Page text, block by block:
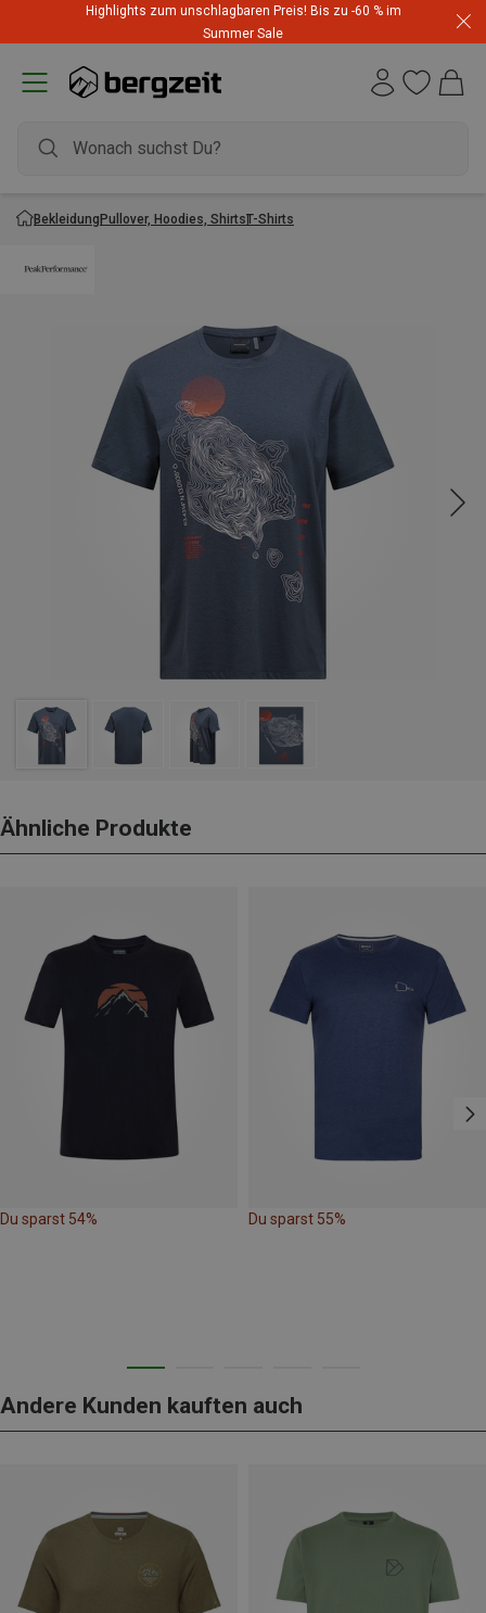
Highlights zum unschlagbaren Preis! Bis zu -60 % im
Summer Sale
BekleidungPullover, Hoodies, ShirtsT-Shirts
Ähnliche Produkte
Du sparst 54% Du sparst 55%
Andere Kunden kauften auch